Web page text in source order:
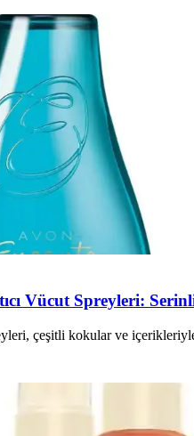
Vücut Spreyleri:
çeşitli kokular ve